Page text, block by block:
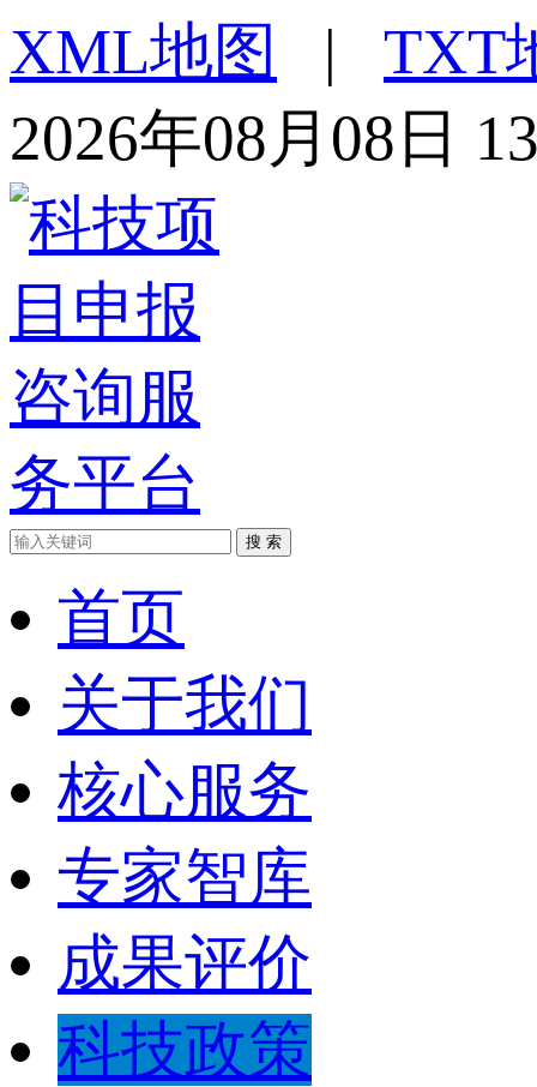
XML地图 | TXT
2026年08月08日
搜 索
首页
关于我们
核心服务
专家智库
成果评价
科技政策